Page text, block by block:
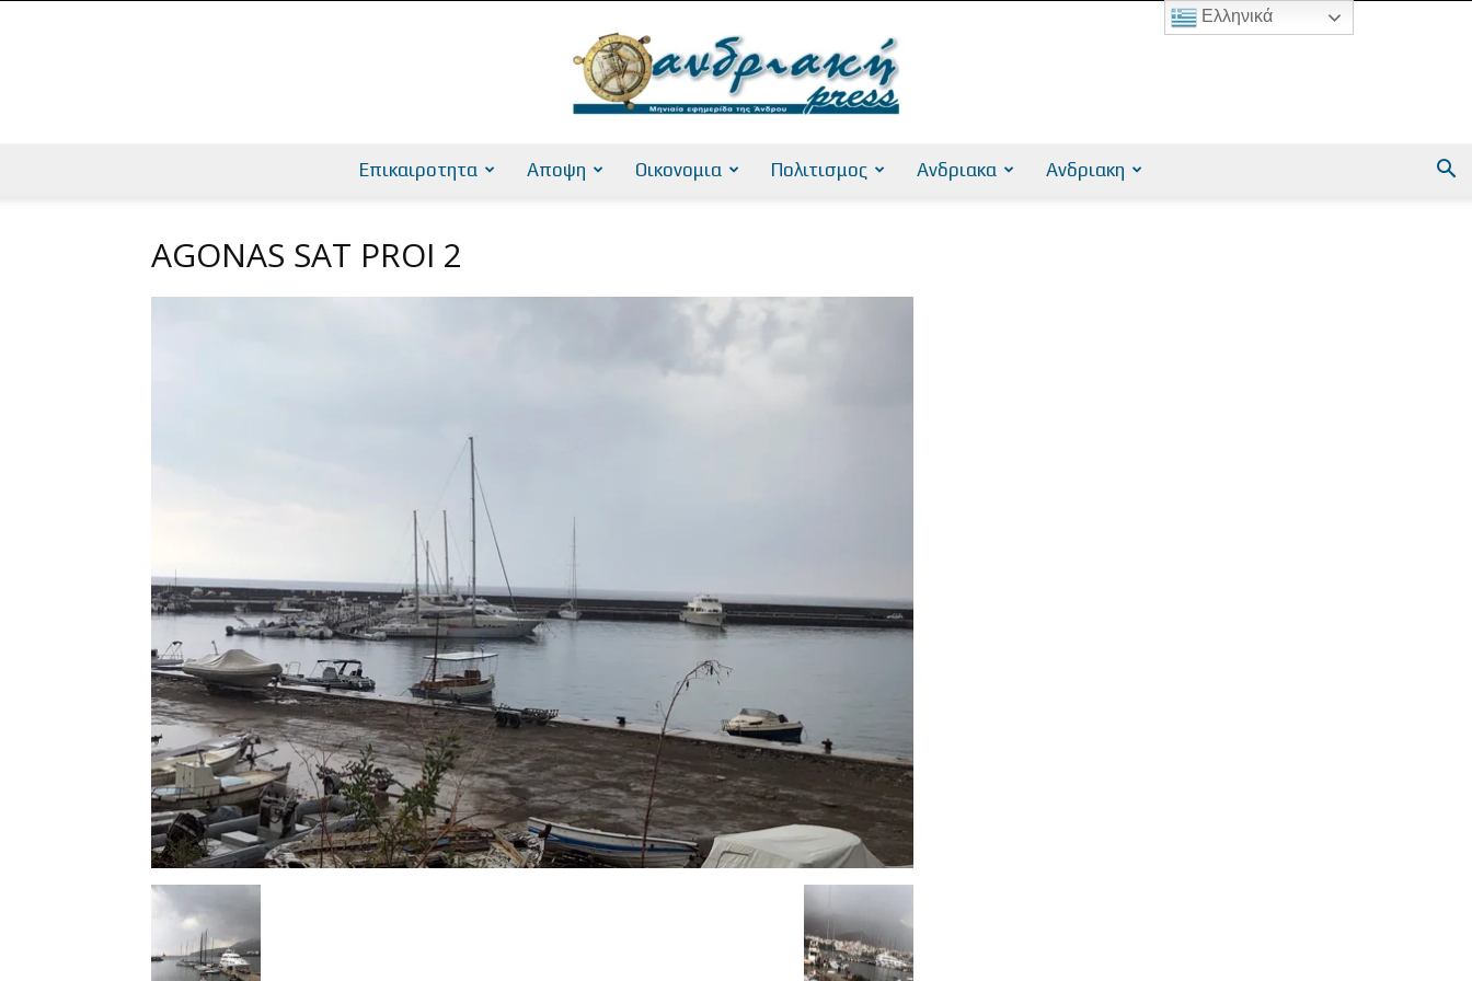
Επικαιροτητα Αποψη Οικονομια Πολιτισμος Ανδριακα Ανδριακη
AGONAS SAT PROI 2
Ελληνικά